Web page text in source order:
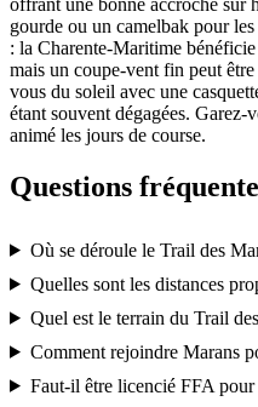
offrant une bonne accroche sur
gourde ou un camelbak pour
: la Charente-Maritime
mais un coupe-vent fin peut
vous du soleil avec une
étant souvent dégagées. Garez-
animé les jours de course.
Questions
Où se déroule le Trail des
Quelles sont les distances
Quel est le terrain du Trail
Comment rejoindre Marans
Faut-il être licencié FFA